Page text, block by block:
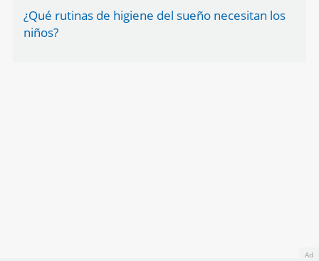
¿Qué rutinas de higiene del sueño necesitan los
niños?
Ad